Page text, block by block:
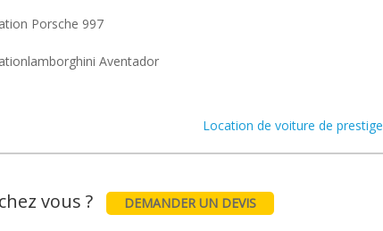
Porsche 997
Aventador
Location de voiture de
vous ? DEMANDER UN DEVIS